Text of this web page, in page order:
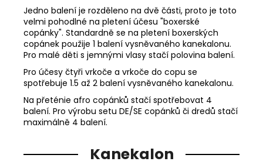
Jedno balení je rozděleno na dvě části, proto je toto
velmi pohodlné na pletení účesu "boxerské
copánky". Standardně se na pletení boxerských
copánek použije 1 balení vysněvaného kanekalonu.
Pro malé děti s jemnými vlasy stačí polovina balení.
Pro účesy čtyři vrkoče a vrkoče do copu se
spotřebuje 1.5 až 2 balení vysněvaného kanekalonu.
Na přeténie afro copánků stačí spotřebovat 4
balení. Pro výrobu setu DE/SE copánků či dredů stačí
maximálně 4 balení.
Kanekalon